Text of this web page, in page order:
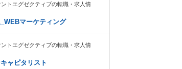
トエグゼクティブの転職・求人情
マーケティング
トエグゼクティブの転職・求人情
ャピタリスト